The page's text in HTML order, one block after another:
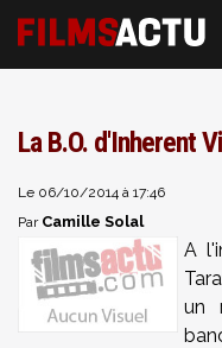
La B.O. d'Inherent
Le 06/10/2014 à 17:46
Par Camille Solal
A
un